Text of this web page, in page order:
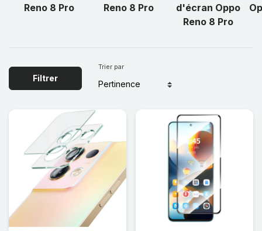
Reno 8 Pro
Reno 8 Pro
d'écran Oppo
Reno 8 Pro
Filtrer
Trier par